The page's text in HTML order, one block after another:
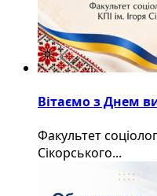
Вітаємо з Днем
Факультет
Сікорського...